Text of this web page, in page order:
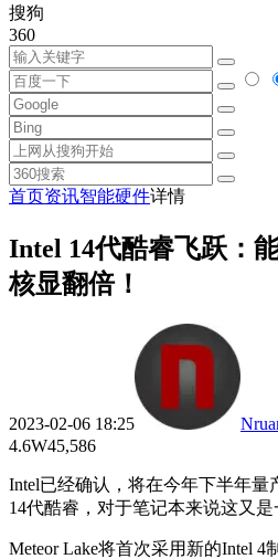
搜狗
360
首页资讯智能硬件详情
Intel 14代酷睿飞跃：
核显翻倍！
2023-02-06 18:25
4.6W45,586
Intel已经确认，将在今年下半年量
14代酷睿，对于笔记本来说这又是
Meteor Lake将首次采用新的Intel 4